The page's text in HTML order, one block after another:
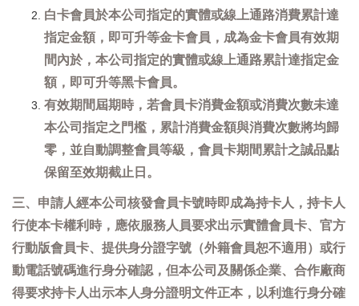
白卡會員於本公司指定的實體或線上通路消費累計達
指定金額，即可升等金卡會員，成為金卡會員有效期
間內於，本公司指定的實體或線上通路累計達指定金
額，即可升等黑卡會員。
有效期間屆期時，若會員卡消費金額或消費次數未達
本公司指定之門檻，累計消費金額與消費次數將均歸
零，並自動調整會員等級，會員卡期間累計之誠品點
保留至效期截止日。
三、申請人經本公司核發會員卡號時即成為持卡人，持卡人
行使本卡權利時，應依服務人員要求出示實體會員卡、官方
行動版會員卡、提供身分證字號（外籍會員恕不適用）或行
動電話號碼進行身分確認，但本公司及關係企業、合作廠商
得要求持卡人出示本人身分證明文件正本，以利進行身分確